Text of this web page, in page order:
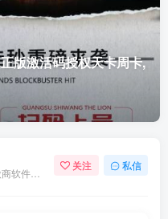
版激活码授权天卡周卡,
关注 私信